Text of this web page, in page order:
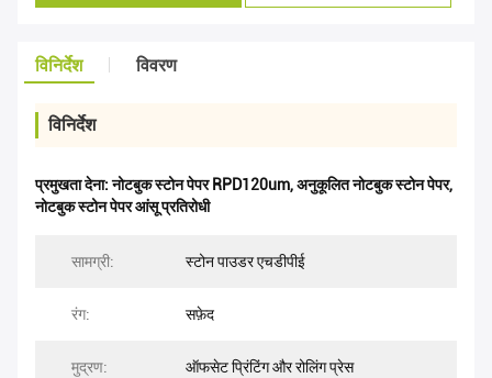
विनिर्देश विवरण
विनिर्देश
प्रमुखता देना:नोटबुक स्टोन पेपर RPD120um,अनुकूलित नोटबुक स्टोन पेपर,
नोटबुक स्टोन पेपर आंसू प्रतिरोधी
सामग्री: स्टोन पाउडर एचडीपीई
रंग: सफ़ेद
मुद्रण: ऑफसेट प्रिंटिंग और रोलिंग प्रेस